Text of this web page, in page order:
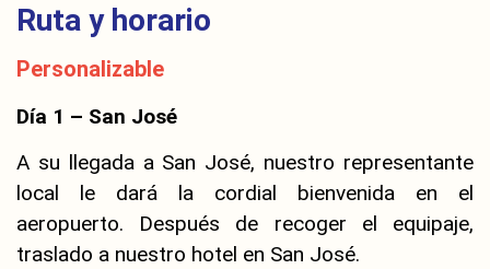
Ruta y horario
Personalizable
Día 1 – San José
A su llegada a San José, nuestro representante
local le dará la cordial bienvenida en el
aeropuerto. Después de recoger el equipaje,
traslado a nuestro hotel en San José.